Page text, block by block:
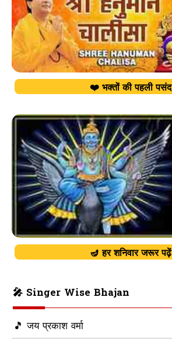
❤️ भक्तों की पहली पसंद
🪔 हर शनिवार जरूर पढ़ें
🎤 Singer Wise Bhajan
🎵 जय प्रकाश वर्मा